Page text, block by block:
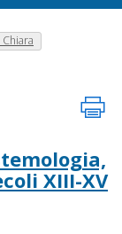
XIII-XV